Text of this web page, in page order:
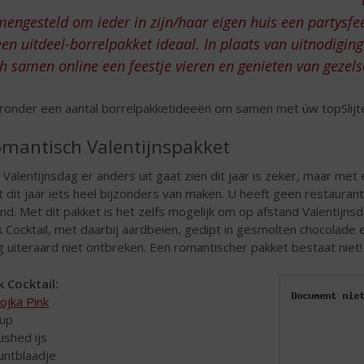
om ieder in zijn/haar eigen huis een
uitdeel-borrelpakket ideaal. In plaats van
samen online een feestje vieren en genieten van
een aantal borrelpakketideeën om samen met úw
Valentijnspakket
er anders uit gaat zien dit jaar is zeker, maar
dit jaar iets heel bijzonders van maken. U heeft geen
Met dit pakket is het zelfs mogelijk om op afstand
Cocktail, met daarbij aardbeien, gedipt in gesmolten
uiteraard niet ontbreken. Een romantischer pakket bestaat niet!
Cocktail:
Pink
ijs